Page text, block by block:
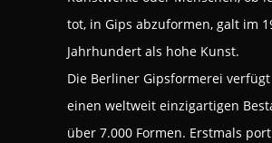
tot, in Gips abzuformen, galt im
Jahrhundert als hohe Kunst.
Die Berliner Gipsformerei
einen weltweit einzigartigen
über 7.000 Formen. Erstmals